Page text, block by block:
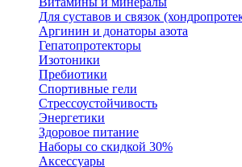
Для суставов и связок
Аргинин и донаторы азота
Гепатопротекторы
Изотоники
Пребиотики
Спортивные гели
Стрессоустойчивость
Энергетики
Здоровое питание
Наборы со скидкой 30%
Аксессуары